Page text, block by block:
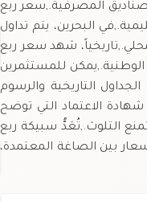
المصرفية.,سعر ربع
البحرين، يتم تداول
شهد سعر ربع
الوطنية.,يمكن للمستثمرين
التاريخية والرسوم
شهادة الاعتماد التي توضح
التلوث.,تُعَدُّ سبيكة ربع
بين الصاغة المعتمدة،